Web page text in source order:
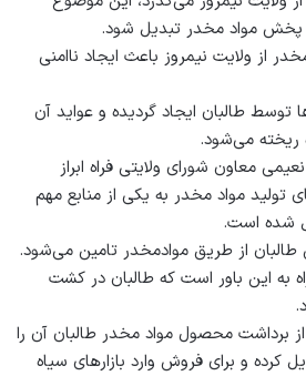
پخش مواد مخدر تبدیل شود.
از ولایت نیمروز باعث ایجاد ناامنی
توسط طالبان ایجاد گردیده و عواید آن
ریخته می‌شود.
معاون شورای ولایتی فراه ابراز
تولید مواد مخدر به یکی از منابع مهم
شده است.
از طریق موادمخدر تامین می‌شود.
به این باور است که طالبان در کشت
برداشت محصول مواد مخدر طالبان آن را
کرده و برای فروش وارد بازارهای سیاه